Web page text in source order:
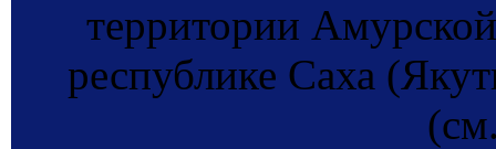
территории
республике Саха